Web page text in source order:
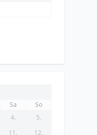
Sa
So
4.
5.
11. 12.